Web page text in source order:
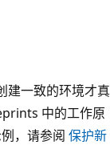
建一致的环境才真
中的工作原
，请参阅 保护新